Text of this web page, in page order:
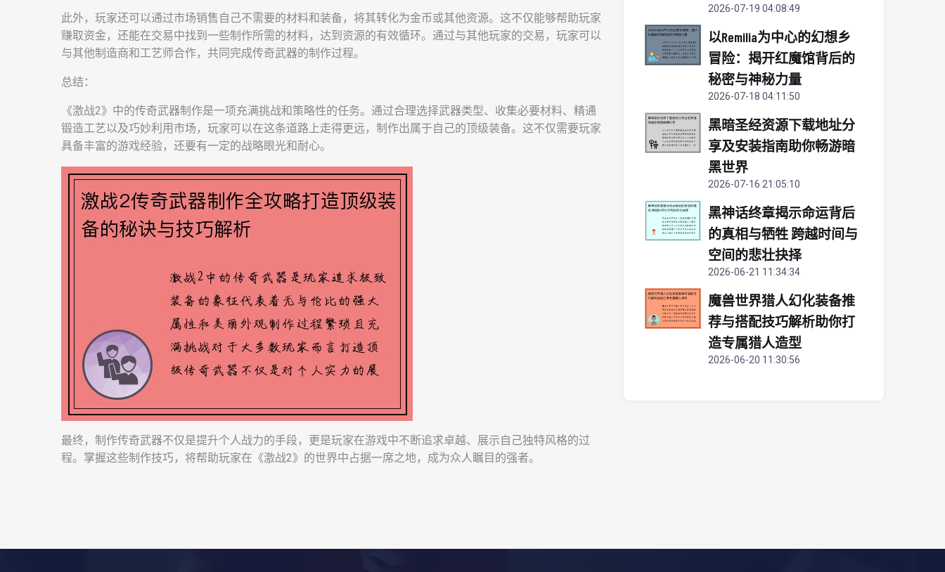
此外，玩家还可以通过市场销售自己不需要的材料和装备，将其转化为金币或其他资源。这不仅能够帮助玩家
赚取资金，还能在交易中找到一些制作所需的材料，达到资源的有效循环。通过与其他玩家的交易，玩家可以
与其他制造商和工艺师合作，共同完成传奇武器的制作过程。
总结：
《激战2》中的传奇武器制作是一项充满挑战和策略性的任务。通过合理选择武器类型、收集必要材料、精通
锻造工艺以及巧妙利用市场，玩家可以在这条道路上走得更远，制作出属于自己的顶级装备。这不仅需要玩家
具备丰富的游戏经验，还要有一定的战略眼光和耐心。
最终，制作传奇武器不仅是提升个人战力的手段，更是玩家在游戏中不断追求卓越、展示自己独特风格的过
程。掌握这些制作技巧，将帮助玩家在《激战2》的世界中占据一席之地，成为众人瞩目的强者。
2026-07-19 04:08:49
以Remilia为中心的幻想乡
冒险：揭开红魔馆背后的
秘密与神秘力量
2026-07-18 04:11:50
黑暗圣经资源下载地址分
享及安装指南助你畅游暗
黑世界
2026-07-16 21:05:10
黑神话终章揭示命运背后
的真相与牺牲 跨越时间与
空间的悲壮抉择
2026-06-21 11:34:34
魔兽世界猎人幻化装备推
荐与搭配技巧解析助你打
造专属猎人造型
2026-06-20 11:30:56